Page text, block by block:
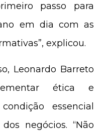
passo para
em dia com as
explicou.
Leonardo Barreto
ética e
essencial
negócios. “Não